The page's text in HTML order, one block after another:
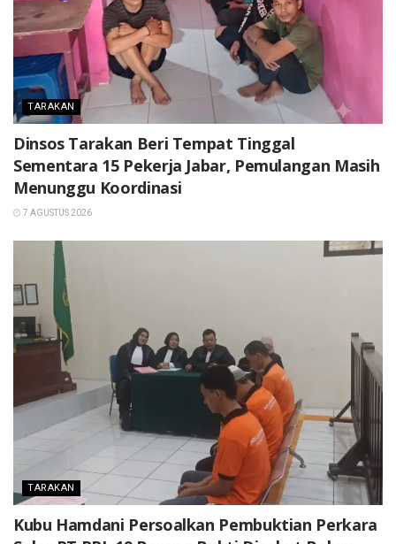
TARAKAN
Dinsos Tarakan Beri Tempat Tinggal
Sementara 15 Pekerja Jabar, Pemulangan Masih
Menunggu Koordinasi
7 AGUSTUS 2026
TARAKAN
Kubu Hamdani Persoalkan Pembuktian Perkara